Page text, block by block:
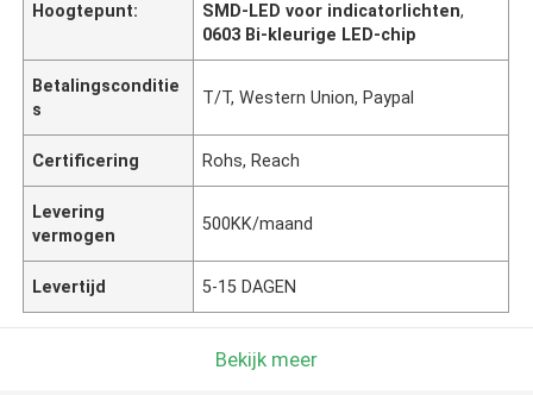
Hoogtepunt:
SMD-LED voor indicatorlichten,
0603 Bi-kleurige LED-chip
Betalingsconditie
s
T/T, Western Union, Paypal
Certificering Rohs, Reach
Levering
vermogen
500KK/maand
Levertijd 5-15 DAGEN
Bekijk meer